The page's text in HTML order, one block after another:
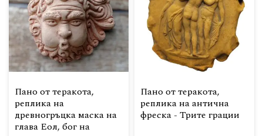
Пано от теракота,
реплика на
древногръцка маска на
глава Еол, бог на
Пано от теракота,
реплика на антична
фреска - Трите грации